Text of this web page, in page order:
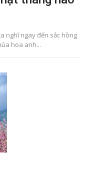
nghĩ ngay đến sắc hồng
hoa anh...